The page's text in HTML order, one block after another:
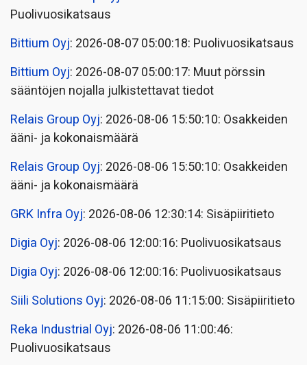
Puolivuosikatsaus
Bittium Oyj: 2026-08-07 05:00:18: Puolivuosikatsaus
Bittium Oyj: 2026-08-07 05:00:17: Muut pörssin
sääntöjen nojalla julkistettavat tiedot
Relais Group Oyj: 2026-08-06 15:50:10: Osakkeiden
ääni- ja kokonaismäärä
Relais Group Oyj: 2026-08-06 15:50:10: Osakkeiden
ääni- ja kokonaismäärä
GRK Infra Oyj: 2026-08-06 12:30:14: Sisäpiiritieto
Digia Oyj: 2026-08-06 12:00:16: Puolivuosikatsaus
Digia Oyj: 2026-08-06 12:00:16: Puolivuosikatsaus
Siili Solutions Oyj: 2026-08-06 11:15:00: Sisäpiiritieto
Reka Industrial Oyj: 2026-08-06 11:00:46:
Puolivuosikatsaus